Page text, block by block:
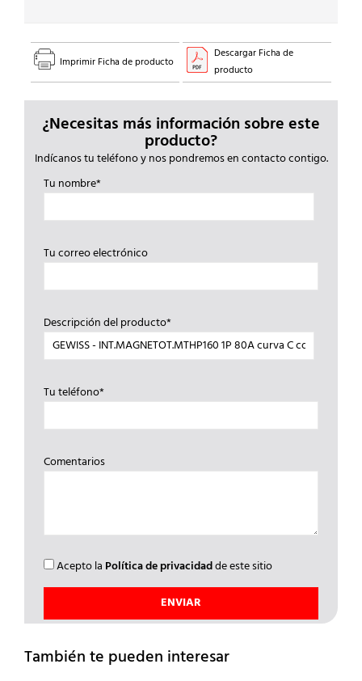
Imprimir Ficha de producto
Descargar Ficha de
producto
¿Necesitas más información sobre este
producto?
Indícanos tu teléfono y nos pondremos en contacto contigo.
Tu nombre*
Tu correo electrónico
Descripción del producto*
Tu teléfono*
Comentarios
Acepto la Política de privacidadde este sitio
También te pueden interesar